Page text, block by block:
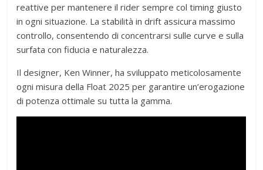
reattive per mantenere il rider sempre col timing giusto
in ogni situazione. La stabilità in drift assicura massimo
controllo, consentendo di concentrarsi sulle curve e sulla
surfata con fiducia e naturalezza.
Il designer, Ken Winner, ha sviluppato meticolosamente
ogni misura della Float 2025 per garantire un’erogazione
di potenza ottimale su tutta la gamma.